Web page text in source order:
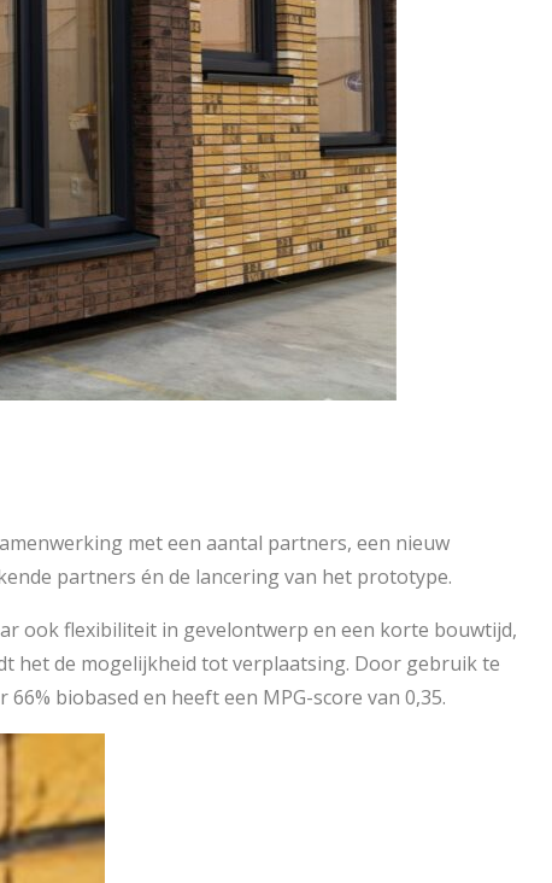
met een aantal partners, een nieuw
partners én de lancering van het prototype.
ook flexibiliteit in gevelontwerp en een korte bouwtijd,
het de mogelijkheid tot verplaatsing. Door gebruik te
biobased en heeft een MPG-score van 0,35.